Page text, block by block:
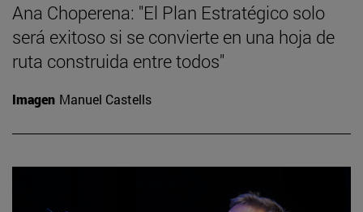
Ana Choperena: "El Plan Estratégico solo
será exitoso si se convierte en una hoja de
ruta construida entre todos"
Imagen Manuel Castells